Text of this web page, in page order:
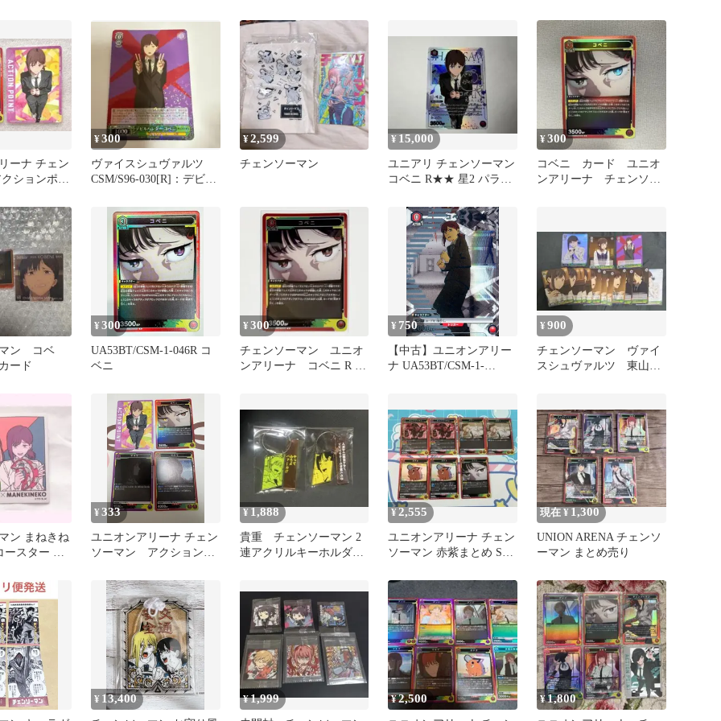
ーナ チェン
ションポイ
¥300
ヴァイスシュヴァルツ
CSM/S96-030[R]：デビル
¥2,599
チェンソーマン
¥ 15,000
ユニアリ チェンソーマン
コベニ R★★ 星2 パラレ
¥300
コベニ カード ユニオ
ンアリーナ チェンソー
ン コベ
ード
¥300
UA53BT/CSM-1-046R コ
ベニ
¥300
チェンソーマン ユニオ
ンアリーナ コベニ R レ
¥ 750
【中古】ユニオンアリー
ナ UA53BT/CSM-1-
¥900
チェンソーマン ヴァイ
スシュヴァルツ 東山コ
ン まねきね
スター レ
¥333
ユニオンアリーナ チェン
ソーマン アクションポ
マ R
¥ 1,888
貴重 チェンソーマン 2
連アクリルキーホルダー
¥ 2,555
ユニオンアリーナ チェン
ソーマン 赤紫まとめ SR
現在 ¥ 1,300
UNION ARENA チェンソ
ーマン まとめ売り
¥ 13,400 ¥1,999 ¥2,500 ¥1,800